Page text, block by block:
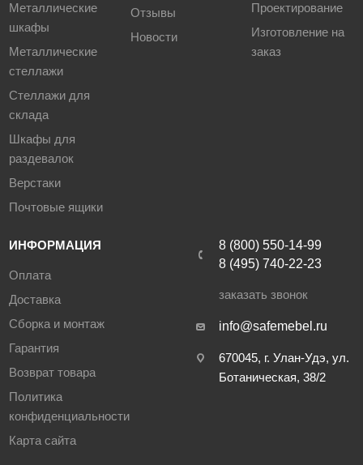
Металлические
шкафы
Металлические
стеллажи
Стеллажи для
склада
Шкафы для
раздевалок
Верстаки
Почтовые ящики
Отзывы
Новости
Проектирование
Изготовление на
заказ
ИНФОРМАЦИЯ
Оплата
Доставка
Сборка и монтаж
Гарантия
Возврат товара
Политика
конфиденциальности
Карта сайта
8 (800) 550-14-99
8 (495) 740-22-23
заказать звонок
info@safemebel.ru
670045, г. Улан-Удэ, ул.
Ботаническая, 38/2